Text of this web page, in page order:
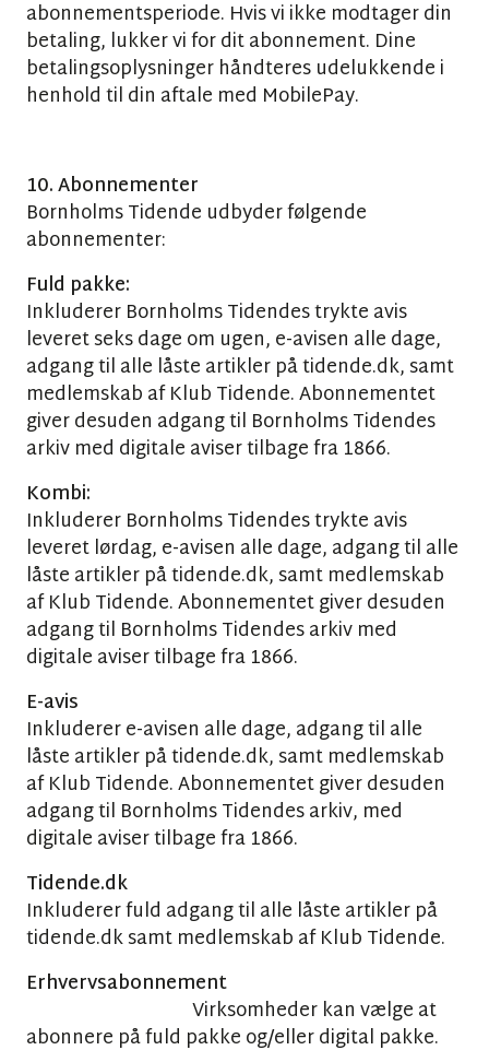
abonnementsperiode. Hvis vi ikke modtager din
betaling, lukker vi for dit abonnement. Dine
betalingsoplysninger håndteres udelukkende i
henhold til din aftale med MobilePay.
10. Abonnementer
Bornholms Tidende udbyder følgende
abonnementer:
Fuld pakke:
Inkluderer Bornholms Tidendes trykte avis
leveret seks dage om ugen, e-avisen alle dage,
adgang til alle låste artikler på tidende.dk, samt
medlemskab af Klub Tidende. Abonnementet
giver desuden adgang til Bornholms Tidendes
arkiv med digitale aviser tilbage fra 1866.
Kombi:
Inkluderer Bornholms Tidendes trykte avis
leveret lørdag, e-avisen alle dage, adgang til alle
låste artikler på tidende.dk, samt medlemskab
af Klub Tidende. Abonnementet giver desuden
adgang til Bornholms Tidendes arkiv med
digitale aviser tilbage fra 1866.
E-avis
Inkluderer e-avisen alle dage, adgang til alle
låste artikler på tidende.dk, samt medlemskab
af Klub Tidende. Abonnementet giver desuden
adgang til Bornholms Tidendes arkiv, med
digitale aviser tilbage fra 1866.
Tidende.dk
Inkluderer fuld adgang til alle låste artikler på
tidende.dk samt medlemskab af Klub Tidende.
Erhvervsabonnement
Virksomheder kan vælge at
abonnere på fuld pakke og/eller digital pakke.